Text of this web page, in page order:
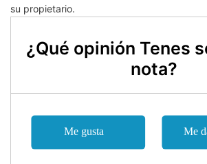
su propietario.
¿Qué opinión Tenes
nota?